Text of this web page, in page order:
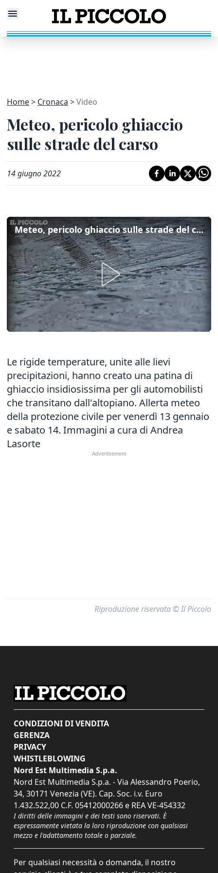
Home Cronaca Video
Meteo, pericolo ghiaccio
sulle strade del carso
14 giugno 2022
Meteo, pericolo ghiaccio sulle strade del carso
Le rigide temperature, unite alle lievi
precipitazioni, hanno creato una patina di
ghiaccio insidiosissima per gli automobilisti
che transitano dall'altopiano. Allerta meteo
della protezione civile per venerdì 13 gennaio
e sabato 14. Immagini a cura di Andrea
Lasorte
Riproduzione riservata © Il Piccolo
CONDIZIONI DI VENDITA
GERENZA
PRIVACY
WHISTLEBLOWING
Nord Est Multimedia S.p.a.
Nord Est Multimedia S.p.a. - Via Alessandro Poerio,
34, 30171 Venezia (VE). Cap. Soc. i.v. Euro
1.432.522,00 C.F. 05412000266 e REA VE-454332
I diritti delle immagini e dei testi sono riservati. È
espressamente vietata la loro riproduzione con qualsiasi
mezzo e l'adattamento totale o parziale.
Per qualsiasi necessità o domanda, il nostro